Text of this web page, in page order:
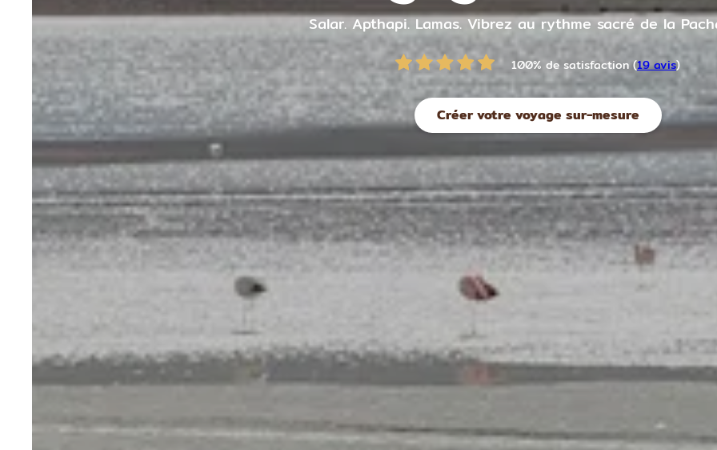
Salar. Apthapi. Lamas. Vibrez au rythme sacré de la
100% de satisfaction (19 avis)
Créer votre voyage sur-mesure